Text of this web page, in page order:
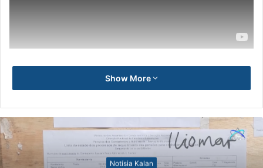
Show More
Notísia Kalan